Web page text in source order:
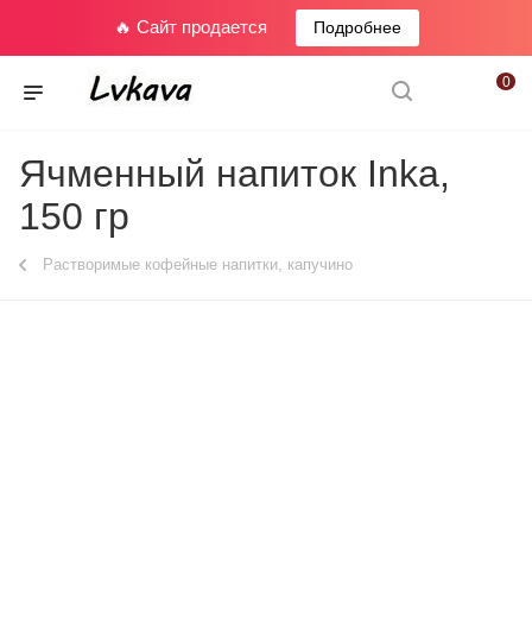
🔥 Сайт продается Подробнее
0
Ячменный напиток Inka,
150 гр
Растворимые кофейные напитки, капучино